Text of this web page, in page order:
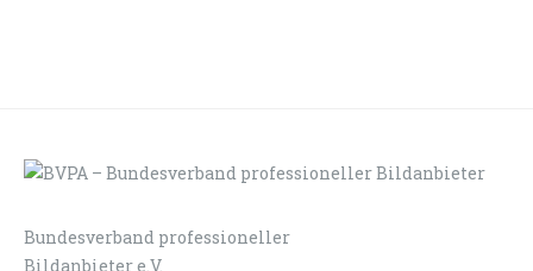
Bundesverband professioneller
Bildanbieter e.V.